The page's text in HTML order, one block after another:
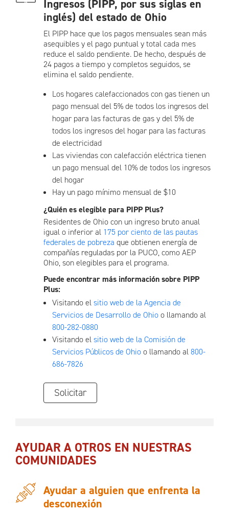
Ingresos (PIPP, por sus siglas en
inglés) del estado de Ohio
El PIPP hace que los pagos mensuales sean más
asequibles y el pago puntual y total cada mes
reduce el saldo pendiente. De hecho, después de
24 pagos a tiempo y completos seguidos, se
elimina el saldo pendiente.
Los hogares calefaccionados con gas tienen un
pago mensual del 5% de todos los ingresos del
hogar para las facturas de gas y del 5% de
todos los ingresos del hogar para las facturas
de electricidad
Las viviendas con calefacción eléctrica tienen
un pago mensual del 10% de todos los ingresos
del hogar
Hay un pago mínimo mensual de $10
¿Quién es elegible para PIPP Plus?
Residentes de Ohio con un ingreso bruto anual
igual o inferior al 175 por ciento de las pautas
federales de pobreza que obtienen energía de
compañías reguladas por la PUCO, como AEP
Ohio, son elegibles para el programa.
Puede encontrar más información sobre PIPP
Plus:
Visitando elsitio web de la Agencia de
Servicios de Desarrollo de Ohioo llamando al
800-282-0880
Visitando elsitio web de la Comisión de
Servicios Públicos de Ohioo llamando al800-
686-7826
Solicitar
AYUDAR A OTROS EN NUESTRAS
COMUNIDADES
Ayudar a alguien que enfrenta la
desconexión